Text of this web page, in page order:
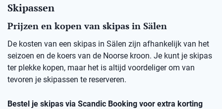
Skipassen
Prijzen en kopen van skipas in Sälen
De kosten van een skipas in Sälen zijn afhankelijk van het
seizoen en de koers van de Noorse kroon. Je kunt je skipas
ter plekke kopen, maar het is altijd voordeliger om van
tevoren je skipassen te reserveren.
Bestel je skipas via Scandic Booking voor extra korting